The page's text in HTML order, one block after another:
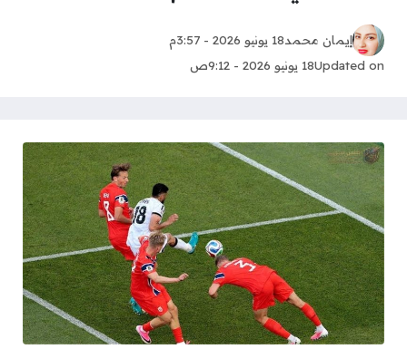
إيمان محمد18 يونيو 2026 - 3:57م
Updated on18 يونيو 2026 - 9:12ص